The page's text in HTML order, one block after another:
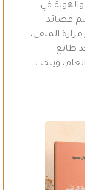
في
قصائد
المنفى،
طابع
ويبحث